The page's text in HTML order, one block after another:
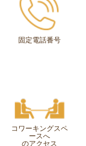
固定電話番号